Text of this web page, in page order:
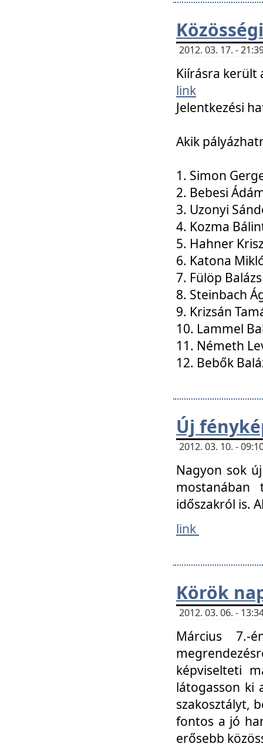
2012. 03. 17. -
Kiírásra került
link
Jelentkezési
Akik
1. Simon
2. Bebesi
3. Uzonyi
4. Kozma
5. Hahner
6. Katona
7. Fülöp Balázs
8. Steinbach
9. Krizsán
10. Lammel
11. Németh
12. Bebők
Új
2012. 03. 10. -
Nagyon sok
mostanában
időszakról is.
link
Körök
2012. 03. 06. -
Március 7.-
képviselteti
látogasson ki
szakosztályt,
fontos a jó
erősebb